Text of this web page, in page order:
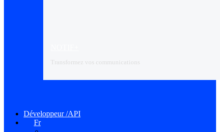
Transformez vos communications
Développeur /API
Fr